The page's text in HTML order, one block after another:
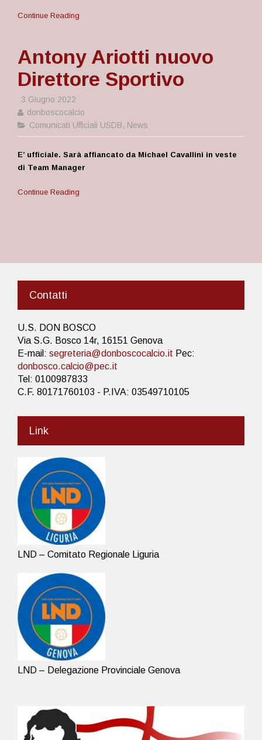
Continue Reading
Antony Ariotti nuovo
Direttore Sportivo
3 Giugno 2022
donboscocalcio
Comunicati Ufficiali USDB, News
E’ ufficiale. Sarà affiancato da Michael Cavallini in veste
di Team Manager
Continue Reading
Contatti
U.S. DON BOSCO
Via S.G. Bosco 14r, 16151 Genova
E-mail: segreteria@donboscocalcio.it Pec:
donbosco.calcio@pec.it
Tel: 0100987833
C.F. 80171760103 - P.IVA: 03549710105
Link
LND – Comitato Regionale Liguria
LND – Delegazione Provinciale Genova